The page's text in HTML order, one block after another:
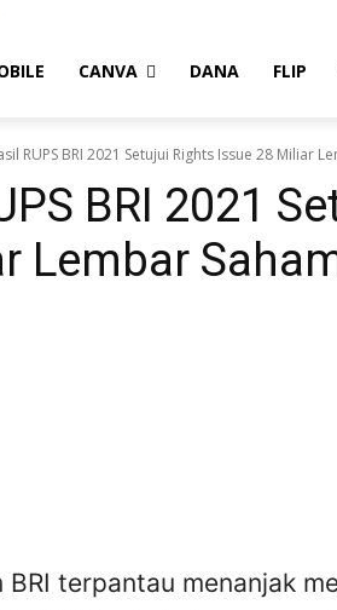
CANVA DANA FLIP
RUPS BRI 2021 Setujui Rights Issue 28 Miliar
BRI 2021
Lembar
BRI terpantau menanjak